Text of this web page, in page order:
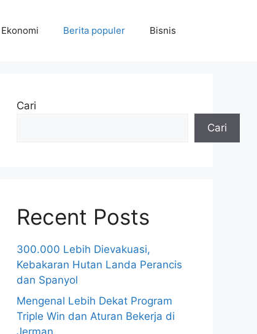
Ekonomi Berita populer Bisnis
Cari
Cari
Recent Posts
300.000 Lebih Dievakuasi,
Kebakaran Hutan Landa Perancis
dan Spanyol
Mengenal Lebih Dekat Program
Triple Win dan Aturan Bekerja di
Jerman